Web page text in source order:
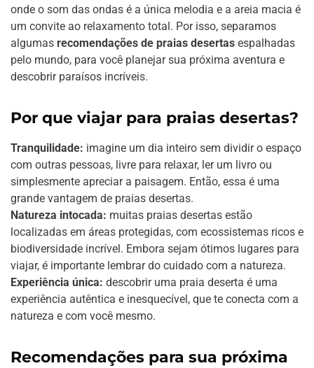
onde o som das ondas é a única melodia e a areia macia é
um convite ao relaxamento total. Por isso, separamos
algumas recomendações de praias desertas espalhadas
pelo mundo, para você planejar sua próxima aventura e
descobrir paraísos incríveis.
Por que viajar para praias desertas?
Tranquilidade: imagine um dia inteiro sem dividir o espaço
com outras pessoas, livre para relaxar, ler um livro ou
simplesmente apreciar a paisagem. Então, essa é uma
grande vantagem de praias desertas.
Natureza intocada: muitas praias desertas estão
localizadas em áreas protegidas, com ecossistemas ricos e
biodiversidade incrível. Embora sejam ótimos lugares para
viajar, é importante lembrar do cuidado com a natureza.
Experiência única: descobrir uma praia deserta é uma
experiência autêntica e inesquecível, que te conecta com a
natureza e com você mesmo.
Recomendações para sua próxima